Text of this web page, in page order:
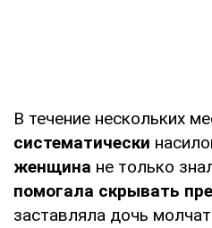
В течение нескольких
систематически
женщина не только
помогала скрывать
заставляла дочь